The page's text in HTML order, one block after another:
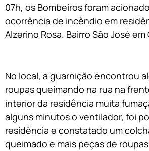
07h, os Bombeiros foram
ocorrência de incêndio em
Alzerino Rosa. Bairro São José
No local, a guarnição encontrou
roupas queimando na rua na
interior da residência muita
alguns minutos o ventilador, foi
residência e constatado um
queimado e mais peças de